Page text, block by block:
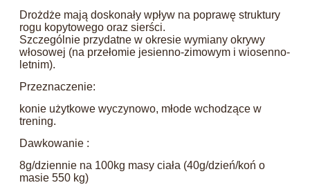
Drożdże mają doskonały wpływ na poprawę struktury
rogu kopytowego oraz sierści.
Szczególnie przydatne w okresie wymiany okrywy
włosowej (na przełomie jesienno-zimowym i wiosenno-
letnim).
Przeznaczenie:
konie użytkowe wyczynowo, młode wchodzące w
trening.
Dawkowanie :
8g/dziennie na 100kg masy ciała (40g/dzień/koń o
masie 550 kg)